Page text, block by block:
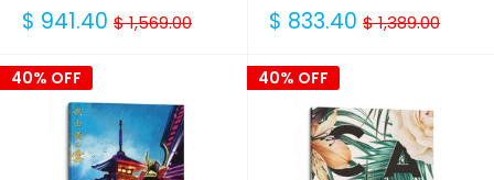
Precio
$ 941.40 $ 1,569.00 Precio
$ 833.40 $ 1,389.00
40% OFF 40% OFF